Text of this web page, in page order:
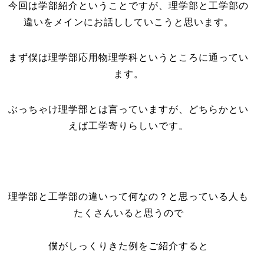
今回は学部紹介ということですが、理学部と工学部の
違いをメインにお話ししていこうと思います。
まず僕は理学部応用物理学科というところに通ってい
ます。
ぶっちゃけ理学部とは言っていますが、どちらかとい
えば工学寄りらしいです。
理学部と工学部の違いって何なの？と思っている人も
たくさんいると思うので
僕がしっくりきた例をご紹介すると